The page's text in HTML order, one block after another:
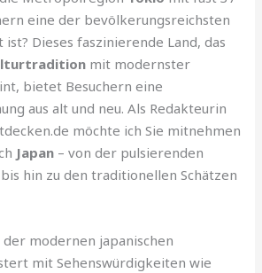
eine der bevölkerungsreichsten
Dieses faszinierende Land, das
mit modernster
bietet Besuchern eine
aus alt und neu. Als Redakteurin
möchte ich Sie mitnehmen
Japan – von der pulsierenden
bis hin zu den traditionellen Schätzen
modernen japanischen
mit Sehenswürdigkeiten wie